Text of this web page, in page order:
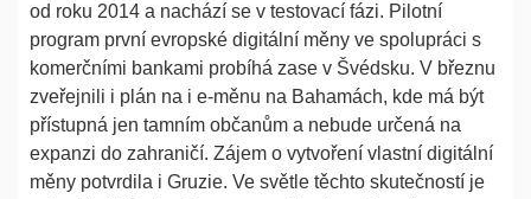
od roku 2014 a nachází se v testovací fázi. Pilotní
program první evropské digitální měny ve spolupráci s
komerčními bankami probíhá zase v Švédsku. V březnu
zveřejnili i plán na i e-měnu na Bahamách, kde má být
přístupná jen tamním občanům a nebude určená na
expanzi do zahraničí. Zájem o vytvoření vlastní digitální
měny potvrdila i Gruzie. Ve světle těchto skutečností je